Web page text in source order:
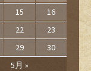
5月 »
15
16
22
23
29 30